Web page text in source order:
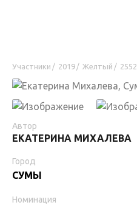
Участники / 2019 / Желтый / 2552
Автор
ЕКАТЕРИНА МИХАЛЕВА
Город
СУМЫ
Номинация